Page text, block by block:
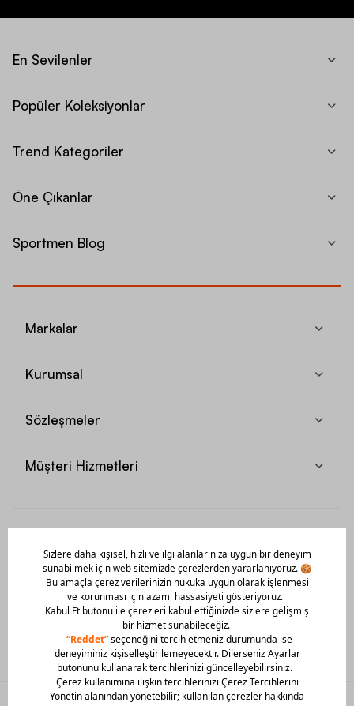
En Sevilenler
Popüler Koleksiyonlar
Trend Kategoriler
Öne Çıkanlar
Sportmen Blog
Markalar
Kurumsal
Sözleşmeler
Müşteri Hizmetleri
Mobil Uygulamamızı Hemen İndir!